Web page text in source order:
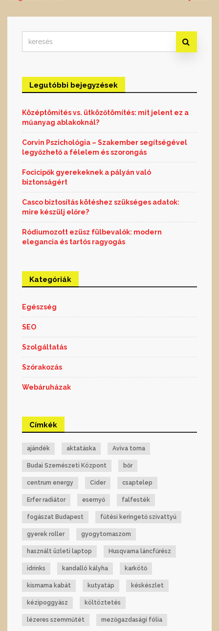
for:
Legutóbbi bejegyzések
Középtömítés vs. ütközőtömítés: mit jelent ez a
műanyag ablakoknál?
Corvin Pszichológia – Szakember segítségével
legyőzhető a félelem és szorongás
Focicipők gyerekeknek a pályán való
biztonságért
Casco biztosítás kötéshez szükséges adatok:
mire készülj előre?
Ródiumozott ezüsz fülbevalók: modern
elegancia és tartós ragyogás
Kategóriák
Egészség
SEO
Szolgáltatás
Szórakozás
Webáruházak
Címkék
ajándék aktatáska Aviva torna
Budai Szemészeti Központ bőr
centrum energy Cider csaptelep
Erfer radiátor esernyő falfesték
fogászat Budapest fűtési keringető szivattyú
gyerek roller gyogytornaszom
használt üzleti laptop Husqvarna láncfűrész
idrinks kandalló kályha karkötő
kismama kabát kutyatáp késkészlet
kézipoggyász költöztetés
lézeres szemműtét mezőgazdasági fólia